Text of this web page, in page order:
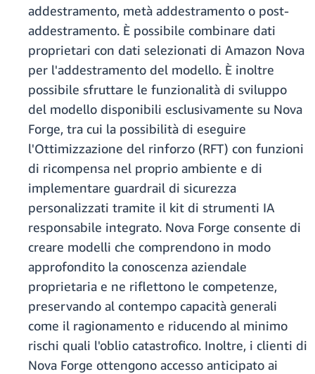
addestramento, metà addestramento o post-
addestramento. È possibile combinare dati
proprietari con dati selezionati di Amazon Nova
per l'addestramento del modello. È inoltre
possibile sfruttare le funzionalità di sviluppo
del modello disponibili esclusivamente su Nova
Forge, tra cui la possibilità di eseguire
l'Ottimizzazione del rinforzo (RFT) con funzioni
di ricompensa nel proprio ambiente e di
implementare guardrail di sicurezza
personalizzati tramite il kit di strumenti IA
responsabile integrato. Nova Forge consente di
creare modelli che comprendono in modo
approfondito la conoscenza aziendale
proprietaria e ne riflettono le competenze,
preservando al contempo capacità generali
come il ragionamento e riducendo al minimo
rischi quali l'oblio catastrofico. Inoltre, i clienti di
Nova Forge ottengono accesso anticipato ai